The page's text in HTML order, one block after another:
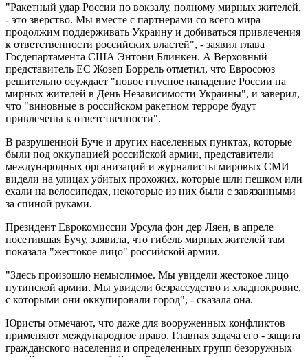
"Ракетный удар России по вокзалу, полному мирных жителей,
- это зверство. Мы вместе с партнерами со всего мира
продолжим поддерживать Украину и добиваться привлечения
к ответственности российских властей", - заявил глава
Госдепартамента США Энтони Блинкен. А Верховный
представитель ЕС Жозеп Боррель отметил, что Евросоюз
решительно осуждает "новое гнусное нападение России на
мирных жителей в День Независимости Украины", и заверил,
что "виновные в российском ракетном терроре будут
привлечены к ответственности".
В разрушенной Буче и других населенных пунктах, которые
были под оккупацией российской армии, представители
международных организаций и журналисты мировых СМИ
видели на улицах убитых прохожих, которые шли пешком или
ехали на велосипедах, некоторые из них были с завязанными
за спиной руками.
Президент Еврокомиссии Урсула фон дер Ляен, в апреле
посетившая Бучу, заявила, что гибель мирных жителей там
показала "жестокое лицо" российской армии.
"Здесь произошло немыслимое. Мы увидели жестокое лицо
путинской армии. Мы увидели безрассудство и хладнокровие,
с которыми они оккупировали город", - сказала она.
Юристы отмечают, что даже для вооруженных конфликтов
применяют международное право. Главная задача его - защита
гражданского населения и определенных групп безоружных